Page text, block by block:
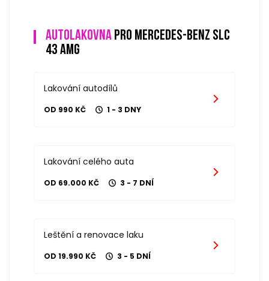
Autolakovna pro mercedes-benz slc
43 amg
Lakování autodílů
OD 990 KČ 1 - 3 DNY
Lakování celého auta
OD 69.000 KČ 3 - 7 DNÍ
Leštění a renovace laku
OD 19.990 KČ 3 - 5 DNÍ